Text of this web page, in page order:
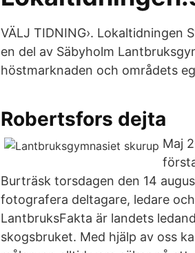
VÄLJ TIDNING›. Lokaltidningen
en del av Säbyholm
höstmarknaden och områdets
Robertsfors dejta
Maj
Burträsk torsdagen den 14
fotografera deltagare, ledare
LantbruksFakta är landets
skogsbruket. Med hjälp av oss